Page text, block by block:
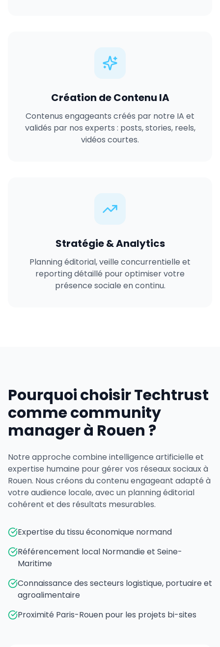
Création de Contenu IA
Contenus engageants créés par notre IA et
validés par nos experts : posts, stories, reels,
vidéos courtes.
Stratégie & Analytics
Planning éditorial, veille concurrentielle et
reporting détaillé pour optimiser votre
présence sociale en continu.
Pourquoi choisir Techtrust
comme community
manager à Rouen ?
Notre approche combine intelligence artificielle et
expertise humaine pour gérer vos réseaux sociaux à
Rouen. Nous créons du contenu engageant adapté à
votre audience locale, avec un planning éditorial
cohérent et des résultats mesurables.
Expertise du tissu économique normand
Référencement local Normandie et Seine-
Maritime
Connaissance des secteurs logistique, portuaire et
agroalimentaire
Proximité Paris-Rouen pour les projets bi-sites